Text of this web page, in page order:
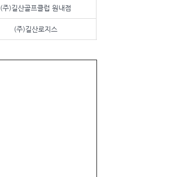
(주)길산골프클럽 원내점
(주)길산로지스